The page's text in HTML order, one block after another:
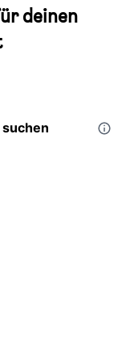
deinen